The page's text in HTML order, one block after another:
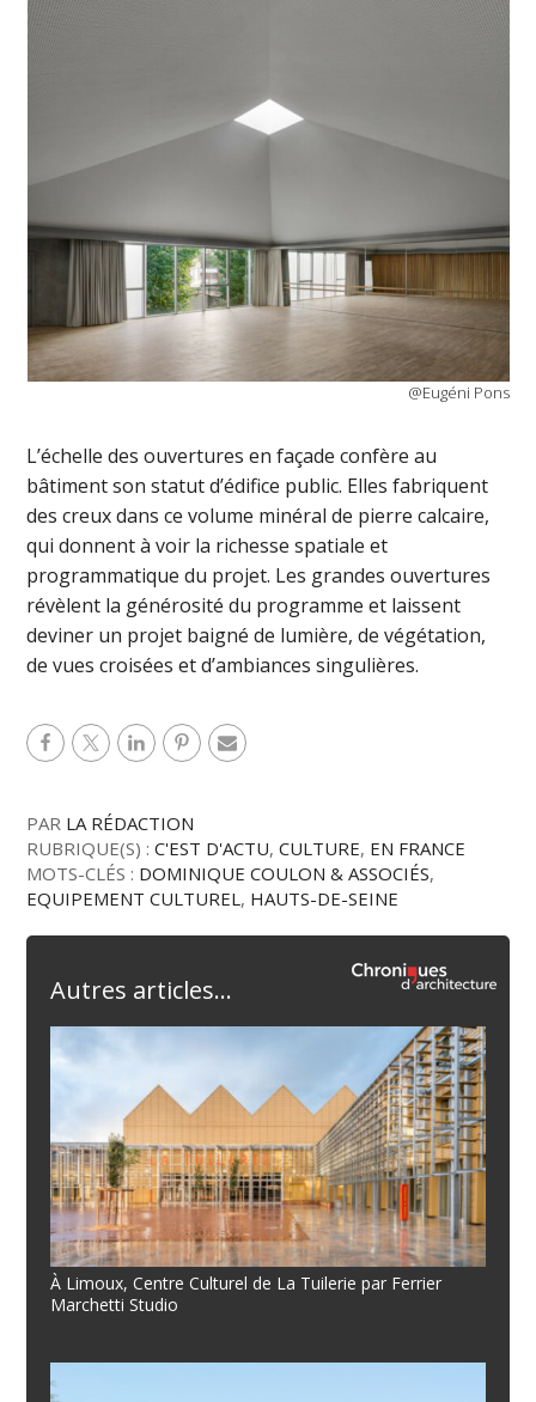
@Eugéni Pons
L’échelle des ouvertures en façade confère au
bâtiment son statut d’édifice public. Elles fabriquent
des creux dans ce volume minéral de pierre calcaire,
qui donnent à voir la richesse spatiale et
programmatique du projet. Les grandes ouvertures
révèlent la générosité du programme et laissent
deviner un projet baigné de lumière, de végétation,
de vues croisées et d’ambiances singulières.
PAR LA RÉDACTION
RUBRIQUE(S) :C'EST D'ACTU,CULTURE, EN FRANCE
MOTS-CLÉS : DOMINIQUE COULON & ASSOCIÉS,
EQUIPEMENT CULTUREL , HAUTS-DE-SEINE
Autres articles...
À Limoux, Centre Culturel de La Tuilerie par Ferrier
Marchetti Studio